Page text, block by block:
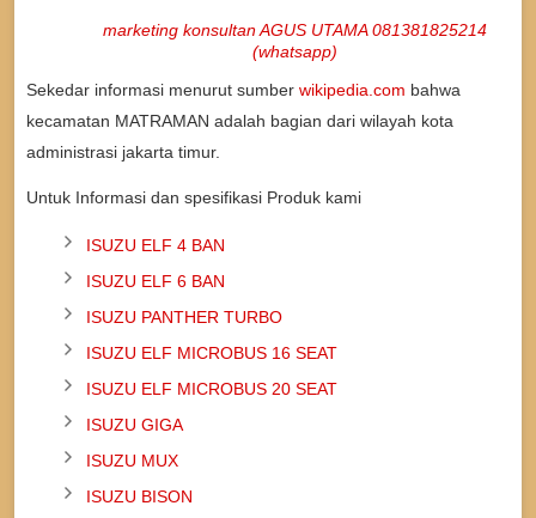
marketing konsultan AGUS UTAMA 081381825214
(whatsapp)
Sekedar informasi menurut sumberwikipedia.com bahwa
kecamatan MATRAMAN adalah bagian dari wilayah kota
administrasi jakarta timur.
Untuk Informasi dan spesifikasi Produk kami
ISUZU ELF 4 BAN
ISUZU ELF 6 BAN
ISUZU PANTHER TURBO
ISUZU ELF MICROBUS 16 SEAT
ISUZU ELF MICROBUS 20 SEAT
ISUZU GIGA
ISUZU MUX
ISUZU BISON